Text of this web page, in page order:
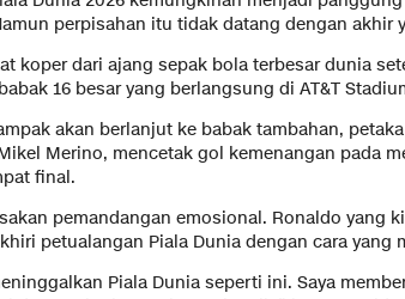
perpisahan itu tidak datang dengan akhir
koper dari ajang sepak bola terbesar dunia
16 besar yang berlangsung di AT&T
akan berlanjut ke babak tambahan,
Merino, mencetak gol kemenangan pada
final.
pemandangan emosional. Ronaldo yang
petualangan Piala Dunia dengan cara yang
Piala Dunia seperti ini. Saya